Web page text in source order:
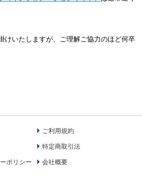
けいたしますが、ご理解ご協力のほど何卒
ご利用規約
特定商取引法
ポリシー 会社概要